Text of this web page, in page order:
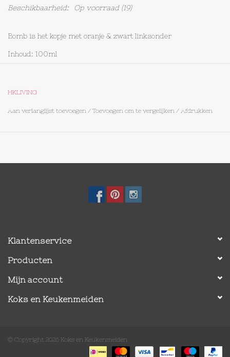
Olieflessen
Beschikbaarheid:
Op voorraad(19)
Bomb is het kopje met oranje & zwart linksonder
Inhoud: 100ml
HKLIVING
Aan verlanglijst toevoegen / Toevoegen om te vergelijken / Afdrukken
Klantenservice
Producten
Mijn account
Koks en Keukenmeiden
© Copyright 2026 Koks en Keukenmeiden